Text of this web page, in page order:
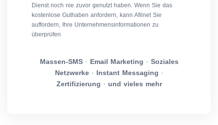
Dienst noch nie zuvor genutzt haben. Wenn Sie das
kostenlose Guthaben anfordern, kann Afilnet Sie
auffordern, Ihre Unternehmensinformationen zu
überprüfen
Massen-SMS· Email Marketing · Soziales
Netzwerke· Instant Messaging ·
Zertifizierung · und vieles mehr